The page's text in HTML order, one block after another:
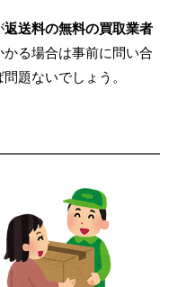
返送料の無料の買取業者
る場合は事前に問い合
題ないでしょう。